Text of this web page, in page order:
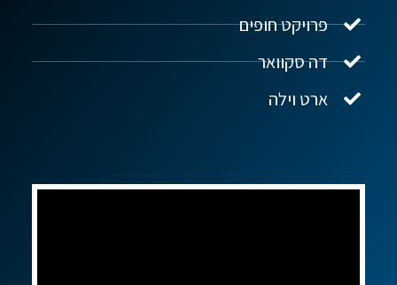
פרויקט חופים
דה סקוואר
ארט וילה
שלום! איך אפשר לעזור?